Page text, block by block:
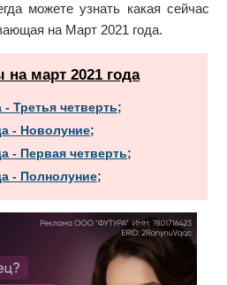
можете узнать какая сейчас
на Март 2021 года.
март 2021 года
- Третья четверть;
- Новолуние;
- Первая четверть;
- Полнолуние;